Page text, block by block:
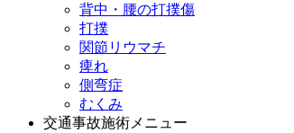
背中・腰の打撲傷
打撲
関節リウマチ
痺れ
側弯症
むくみ
交通事故施術メニュー